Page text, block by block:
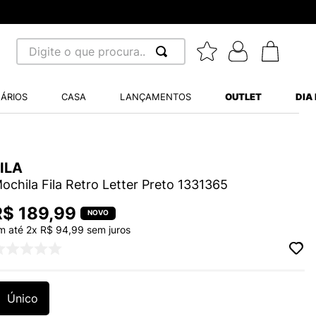
Digite o que procura...
CASA LANÇAMENTOS OUTLET DIA
Fila Retro Letter Preto 1331365
189,99
até 2x R$ 94,99 sem juros
Único
BALANCE 530